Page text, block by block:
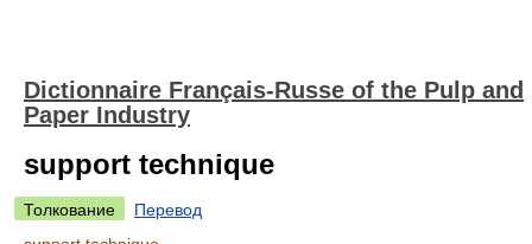
Dictionnaire Français-Russe of the Pulp and
Paper Industry
support technique
Толкование
Перевод